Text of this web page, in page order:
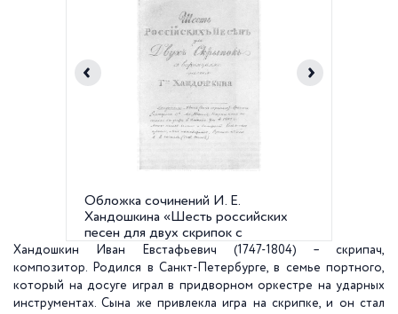
Обложка сочинений И. Е.
Хандошкина «Шесть российских
песен для двух скрипок с
вариациями». XVIII в.
Хандошкин Иван Евстафьевич (1747-1804) – скрипач,
композитор. Родился в Санкт-Петербурге, в семье портного,
который на досуге играл в придворном оркестре на ударных
инструментах. Сына же привлекла игра на скрипке, и он стал